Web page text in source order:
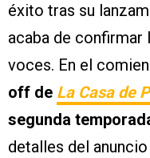
éxito tras su
acaba de confirmar
voces. En el
off de La Casa de
segunda
detalles del